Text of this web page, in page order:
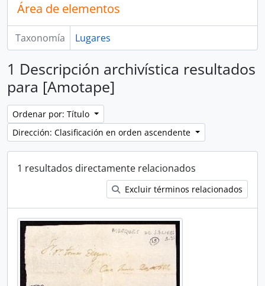
Área de elementos
Taxonomía Lugares
1 Descripción archivística resultados
para [Amotape]
Ordenar por: Título
Dirección: Clasificación en orden ascendente
1 resultados directamente relacionados
Excluir términos relacionados